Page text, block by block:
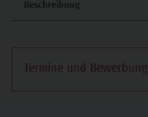
Beschreibung
Termine und Bewerbung